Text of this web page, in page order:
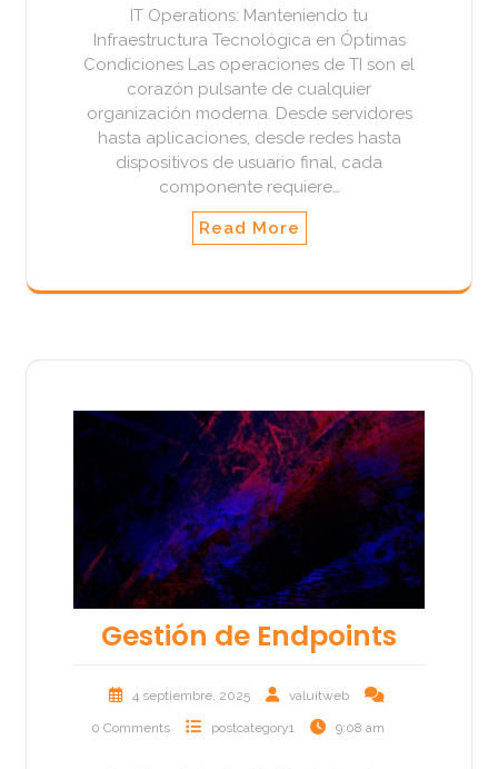
IT Operations: Manteniendo tu
Infraestructura Tecnológica en Óptimas
Condiciones Las operaciones de TI son el
corazón pulsante de cualquier
organización moderna. Desde servidores
hasta aplicaciones, desde redes hasta
dispositivos de usuario final, cada
componente requiere…
Read More
Gestión de Endpoints
4 septiembre, 2025 valuitweb
0 Comments postcategory1 9:08 am